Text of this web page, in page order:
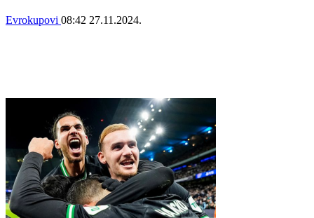
Evrokupovi 08:42 27.11.2024.